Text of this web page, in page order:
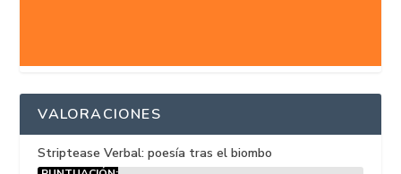
VALORACIONES
Striptease Verbal: poesía tras el biombo